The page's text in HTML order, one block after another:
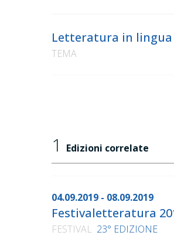
Letteratura in lingua
TEMA
1 Edizioni correlate
04.09.2019 - 08.09.2019
Festivaletteratura
FESTIVAL 23° EDIZIONE